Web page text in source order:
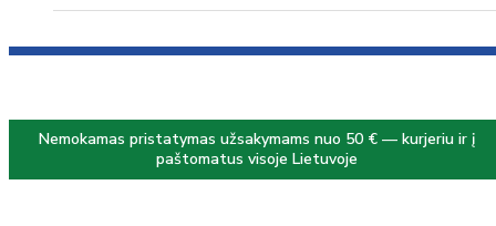
Nemokamas pristatymas užsakymams nuo 50 € — kurjeriu ir į
paštomatus visoje Lietuvoje